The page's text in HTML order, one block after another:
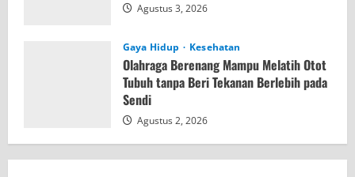
Agustus 3, 2026
Gaya Hidup Kesehatan
Olahraga Berenang Mampu Melatih Otot
Tubuh tanpa Beri Tekanan Berlebih pada
Sendi
Agustus 2, 2026